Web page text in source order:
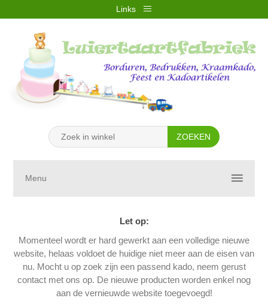
Links
REGISTREREN
WINKELWAGEN (0)
Menu
Let op:
Momenteel wordt er hard gewerkt aan een volledige nieuwe
website, helaas voldoet de huidige niet meer aan de eisen van
nu. Mocht u op zoek zijn een passend kado, neem gerust
contact met ons op. De nieuwe producten worden enkel nog
aan de vernieuwde website toegevoegd!